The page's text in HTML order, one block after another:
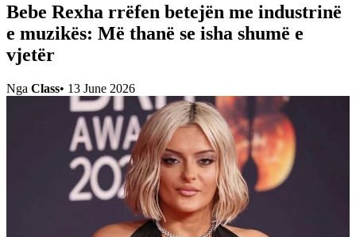
Bebe Rexha rrëfen betejën me industrinë
e muzikës: Më thanë se isha shumë e
vjetër
Nga Class• 13 June 2026